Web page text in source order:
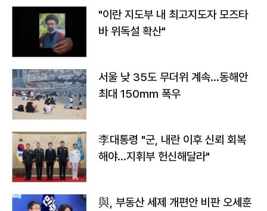
"이란 지도부 내 최고지도자 모즈타
바 위독설 확산"
서울 낮 35도 무더위 계속…동해안
최대 150㎜ 폭우
李대통령 "군, 내란 이후 신뢰 회복
해야…지휘부 헌신해달라"
與, 부동산 세제 개편안 비판 오세훈